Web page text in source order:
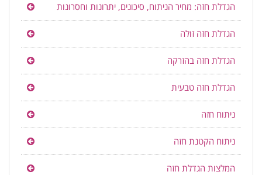
הגדלת חזה: מחיר הניתוח, סיכונים, יתרונות וחסרונות
הגדלת חזה זולה
הגדלת חזה בהזרקה
הגדלת חזה טבעית
ניתוח חזה
ניתוח הקטנת חזה
המלצות הגדלת חזה